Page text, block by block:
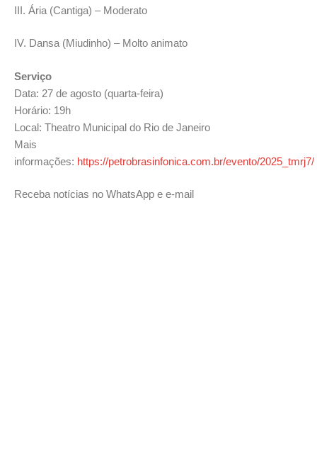
III. Ária (Cantiga) – Moderato
IV. Dansa (Miudinho) – Molto animato
Serviço
Data: 27 de agosto (quarta-feira)
Horário: 19h
Local: Theatro Municipal do Rio de Janeiro
Mais
informações: https://petrobrasinfonica.com.br/evento/2025_tmrj7/
Receba notícias no WhatsApp e e-mail